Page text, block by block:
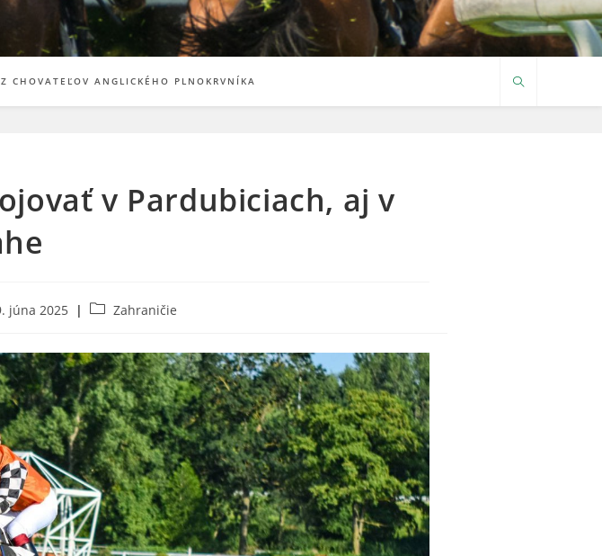
CHOVATEĽOV ANGLICKÉHO PLNOKRVNÍKA
v Pardubiciach, aj v
júna 2025
PostZahraničie